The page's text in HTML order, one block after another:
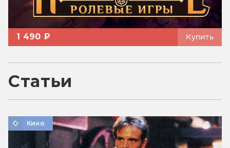
1 490 ₽ Купить
Статьи
Кино